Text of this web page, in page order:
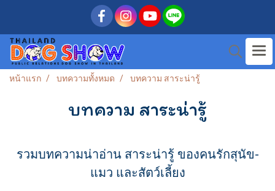
หน้าแรก บทความทั้งหมด บทความ สาระน่ารู้
บทความ สาระน่ารู้
รวมบทความน่าอ่าน สาระน่ารู้ ของคนรักสุนัข-
แมว และสัตว์เลี้ยง